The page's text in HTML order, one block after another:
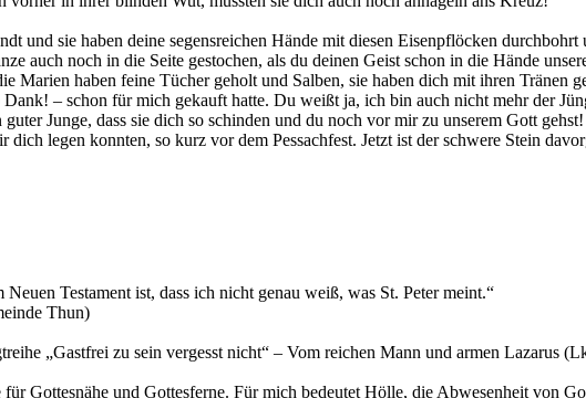
und sie haben deine segensreichen Hände mit diesen Eisenpflöcken durchbohrt
auch noch in die Seite gestochen, als du deinen Geist schon in die Hände
Marien haben feine Tücher geholt und Salben, sie haben dich mit ihren Tränen
– schon für mich gekauft hatte. Du weißt ja, ich bin auch nicht mehr der
Junge, dass sie dich so schinden und du noch vor mir zu unserem Gott gehst!
legen konnten, so kurz vor dem Pessachfest. Jetzt ist der schwere Stein
Testament ist, dass ich nicht genau weiß, was St. Peter meint.“
Thun)
„Gastfrei zu sein vergesst nicht“ – Vom reichen Mann und armen Lazarus
Gottesnähe und Gottesferne. Für mich bedeutet Hölle, die Abwesenheit von